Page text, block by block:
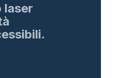
laser